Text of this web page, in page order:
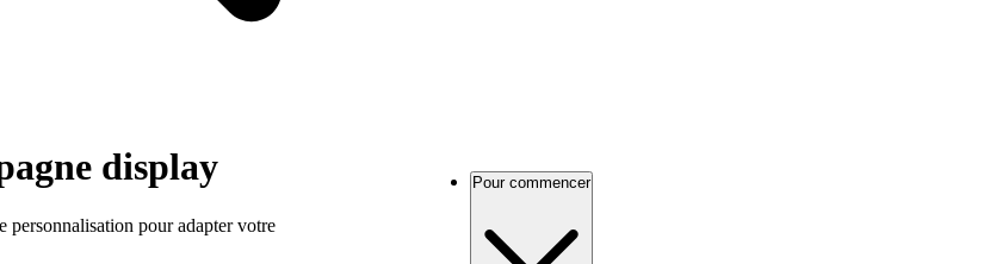
display
personnalisation pour adapter votre
Pour commencer